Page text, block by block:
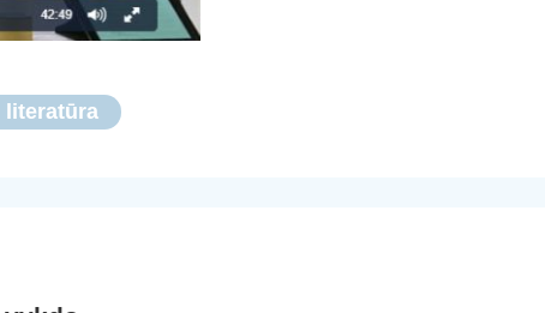
literatūra